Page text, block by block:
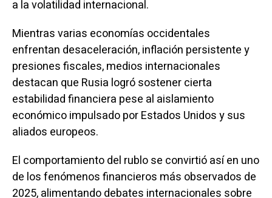
a la volatilidad internacional.
Mientras varias economías occidentales
enfrentan desaceleración, inflación persistente y
presiones fiscales, medios internacionales
destacan que Rusia logró sostener cierta
estabilidad financiera pese al aislamiento
económico impulsado por Estados Unidos y sus
aliados europeos.
El comportamiento del rublo se convirtió así en uno
de los fenómenos financieros más observados de
2025, alimentando debates internacionales sobre